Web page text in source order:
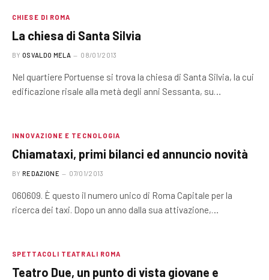
CHIESE DI ROMA
La chiesa di Santa Silvia
BY OSVALDO MELA 08/01/2013
Nel quartiere Portuense si trova la chiesa di Santa Silvia, la cui
edificazione risale alla metà degli anni Sessanta, su…
INNOVAZIONE E TECNOLOGIA
Chiamataxi, primi bilanci ed annuncio novità
BY REDAZIONE 07/01/2013
060609. È questo il numero unico di Roma Capitale per la
ricerca dei taxi. Dopo un anno dalla sua attivazione,…
SPETTACOLI TEATRALI ROMA
Teatro Due, un punto di vista giovane e